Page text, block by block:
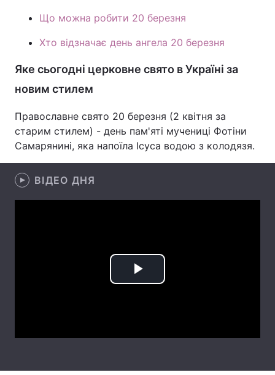
Контакти
Послуги
Що можна робити 20 березня
Хто відзначає день ангела 20 березня
Яке сьогодні церковне свято в Україні за
новим стилем
Православне свято 20 березня (2 квітня за
старим стилем) - день пам'яті мучениці Фотіни
Самарянині, яка напоїла Ісуса водою з колодязя.
ВІДЕО ДНЯ
Play